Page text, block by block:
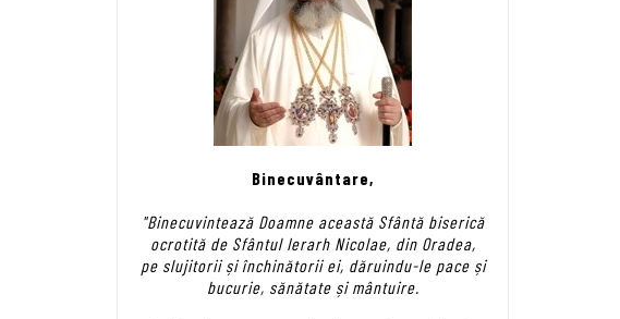
Binecuvântare,
"Binecuvintează Doamne această Sfântă biserică
ocrotită de Sfântul Ierarh Nicolae, din Oradea,
pe slujitorii și închinătorii ei, dăruindu-le pace și
bucurie, sănătate și mântuire.